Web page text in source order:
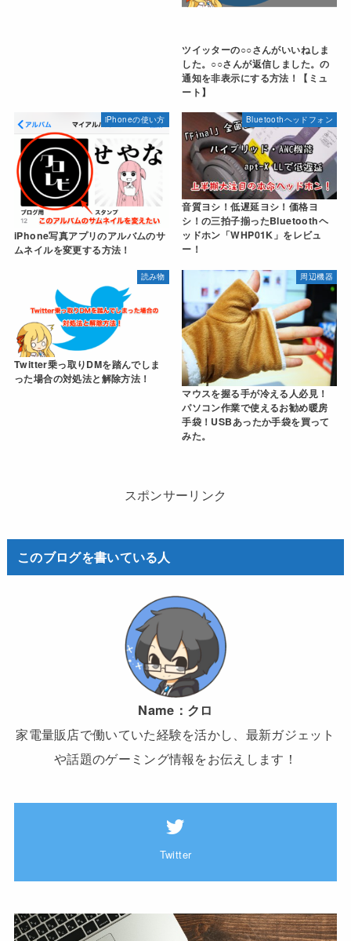
ツイッターの○○さんがいいねしま
した。○○さんが返信しました。の
通知を非表示にする方法！【ミュ
ート】
iPhoneの使い方
iPhone写真アプリのアルバムのサ
ムネイルを変更する方法！
Bluetoothヘッドフォン
音質ヨシ！低遅延ヨシ！価格ヨ
シ！の三拍子揃ったBluetoothヘ
ッドホン「WHP01K」をレビュ
ー！
読み物
Twitter乗っ取りDMを踏んでしま
った場合の対処法と解除方法！
周辺機器
マウスを握る手が冷える人必見！
パソコン作業で使えるお勧め暖房
手袋！USBあったか手袋を買って
みた。
スポンサーリンク
このブログを書いている人
Name： クロ
家電量販店で働いていた経験を活かし、最新ガジェット
や話題のゲーミング情報をお伝えします！
Twitter